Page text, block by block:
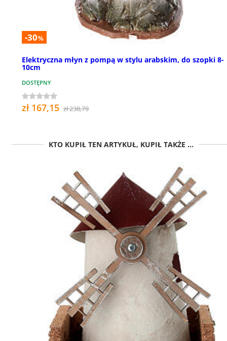
-30%
Elektryczna młyn z pompą w stylu arabskim, do szopki 8-
10cm
DOSTĘPNY
zł 167,15 zł 238,79
KTO KUPIŁ TEN ARTYKUŁ, KUPIŁ TAKŻE ...